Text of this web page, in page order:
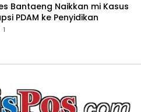
Bantaeng Naikkan mi Kasus
PDAM ke Penyidikan
1